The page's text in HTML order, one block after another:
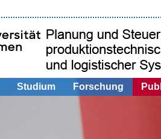
Studium Forschung